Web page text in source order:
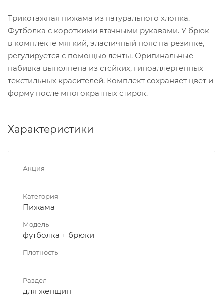
Трикотажная пижама из натурального хлопка.
Футболка с короткими втачными рукавами. У брюк
в комплекте мягкий, эластичный пояс на резинке,
регулируется с помощью ленты. Оригинальные
набивка выполнена из стойких, гипоаллергенных
текстильных красителей. Комплект сохраняет цвет и
форму после многократных стирок.
Характеристики
Акция
Категория
Пижама
Модель
футболка + брюки
Плотность
Раздел
для женщин